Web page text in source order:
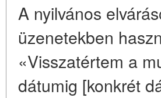
A nyilvános
üzenetekben
«Visszatértem a
dátumig [konkrét